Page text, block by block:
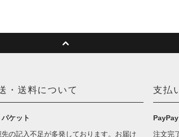
・送料について
ケット
先の記入不足が多発しております。お届け
支払
PayPay
注文完